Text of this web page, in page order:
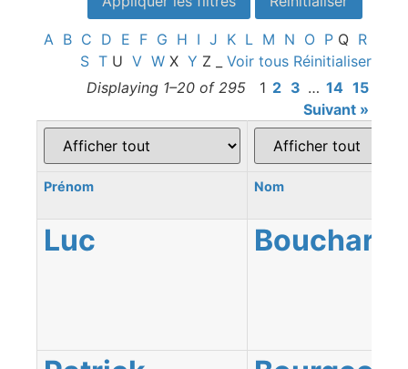
A B C D E F G H I J K L M N O P Q R
S T U V W X Y Z Voir tous Réinitialiser
Displaying 1–20 of 295
1 2 3 … 14 15
Suivant »
Prénom Nom
Luc Bouchard